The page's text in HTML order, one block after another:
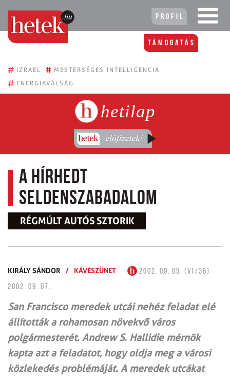
Profil
Támogatás
# IZRAEL # MESTERSÉGES INTELLIGENCIA
# ENERGIAVÁLSÁG
hetilap
A hírhedt
Seldenszabadalom
RÉGMÚLT AUTÓS SZTORIK
KIRÁLY SÁNDOR / KÁVÉSZÜNET
2002. 09. 05. (VI/36)
2002. 09. 07.
San Francisco meredek utcái nehéz feladat elé
állították a rohamosan növekvő város
polgármesterét. Andrew S. Hallidie mérnök
kapta azt a feladatot, hogy oldja meg a városi
közlekedés problémáját. A meredek utcákat